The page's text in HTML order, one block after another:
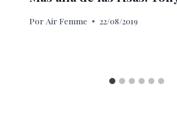
Por Air Femme 22/08/2019